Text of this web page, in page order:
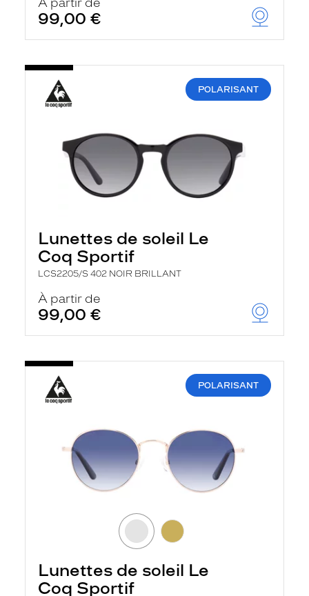
À partir de
99,00 €
POLARISANT
Lunettes de soleil Le
Coq Sportif
LCS2205/S 402 NOIR BRILLANT
À partir de
99,00 €
POLARISANT
Lunettes de soleil Le
Coq Sportif